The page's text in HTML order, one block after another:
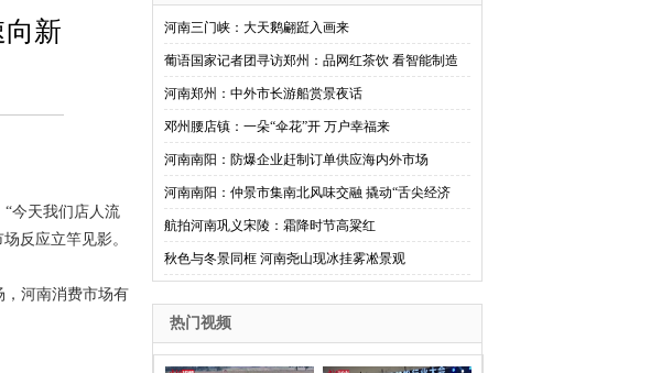
新
今天我们店人流
反应立竿见影。
河南消费市场有
河南三门峡：大天鹅翩跹入画来
葡语国家记者团寻访郑州：品网红茶饮 看智能制造
河南郑州：中外市长游船赏景夜话
邓州腰店镇：一朵“伞花”开 万户幸福来
河南南阳：防爆企业赶制订单供应海内外市场
河南南阳：仲景市集南北风味交融 撬动“舌尖经济
航拍河南巩义宋陵：霜降时节高粱红
秋色与冬景同框 河南尧山现冰挂雾凇景观
热门视频